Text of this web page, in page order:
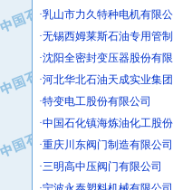
·无锡西姆莱斯石油专用管制
·沈阳全密封变压器股份有
·河北华北石油天成实业集团
·特变电工股份有限公司
·中国石化镇海炼油化工股份
·重庆川东阀门制造有限公司
·三明高中压阀门有限公司
·宁波永泰塑料机械有限公司